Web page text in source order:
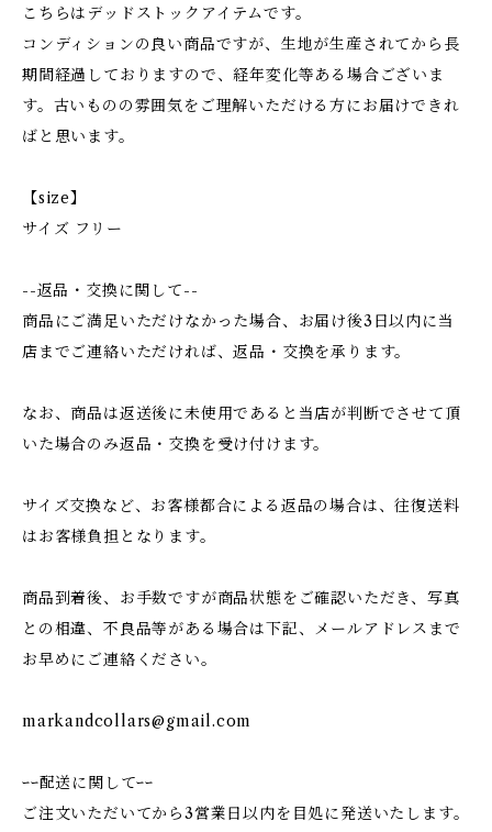
こちらはデッドストックアイテムです。
コンディションの良い商品ですが、生地が生産されてから長
期間経過しておりますので、経年変化等ある場合ございま
す。古いものの雰囲気をご理解いただける方にお届けできれ
ばと思います。
【size】
サイズ フリー
--返品・交換に関して--
商品にご満足いただけなかった場合、お届け後3日以内に当
店までご連絡いただければ、返品・交換を承ります。
なお、商品は返送後に未使用であると当店が判断でさせて頂
いた場合のみ返品・交換を受け付けます。
サイズ交換など、お客様都合による返品の場合は、往復送料
はお客様負担となります。
商品到着後、お手数ですが商品状態をご確認いただき、写真
との相違、不良品等がある場合は下記、メールアドレスまで
お早めにご連絡ください。
markandcollars@gmail.com
ｰｰ配送に関してｰｰ
ご注文いただいてから3営業日以内を目処に発送いたします。